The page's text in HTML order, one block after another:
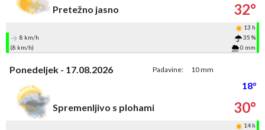
Pretežno jasno
32°
13 h
8 km/h
35 %
(8 km/h)
0 mm
Ponedeljek - 17.08.2026 Padavine: 10 mm
18°
Spremenljivo s plohami
30°
14 h